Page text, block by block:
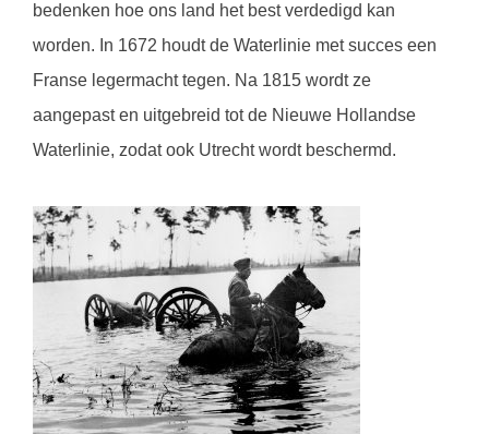
bedenken hoe ons land het best verdedigd kan
worden. In 1672 houdt de Waterlinie met succes een
Franse legermacht tegen. Na 1815 wordt ze
aangepast en uitgebreid tot de Nieuwe Hollandse
Waterlinie, zodat ook Utrecht wordt beschermd.